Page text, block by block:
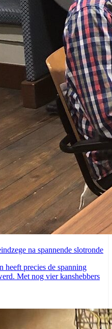
na spannende slotronde
heeft precies de spanning
Met nog vier kanshebbers